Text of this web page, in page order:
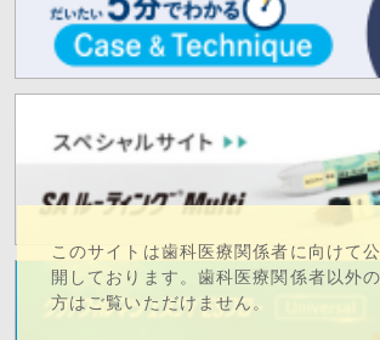
このサイトは歯科医療関係者に向けて公
開しております。歯科医療関係者以外の
方はご覧いただけません。